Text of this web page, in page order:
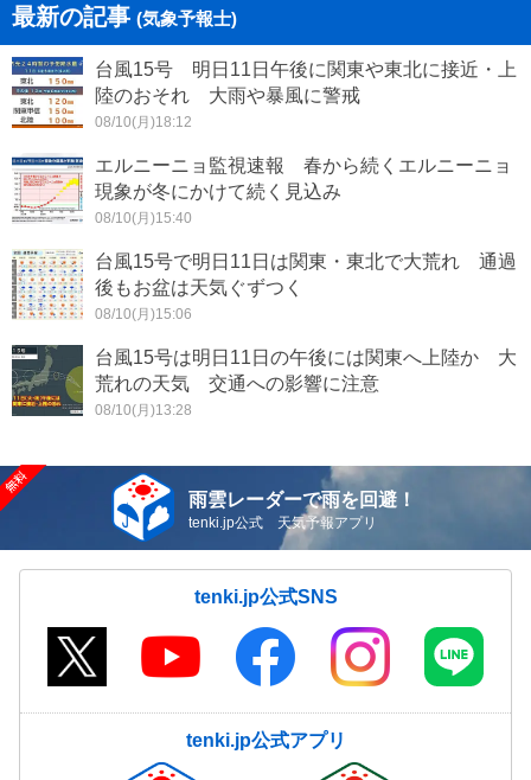
最新の記事 (気象予報士)
台風15号 明日11日午後に関東や東北に接近・上
陸のおそれ 大雨や暴風に警戒
08/10(月)18:12
エルニーニョ監視速報 春から続くエルニーニョ
現象が冬にかけて続く見込み
08/10(月)15:40
台風15号で明日11日は関東・東北で大荒れ 通過
後もお盆は天気ぐずつく
08/10(月)15:06
台風15号は明日11日の午後には関東へ上陸か 大
荒れの天気 交通への影響に注意
08/10(月)13:28
雨雲レーダーで雨を回避！
tenki.jp公式 天気予報アプリ
tenki.jp公式SNS
tenki.jp公式アプリ